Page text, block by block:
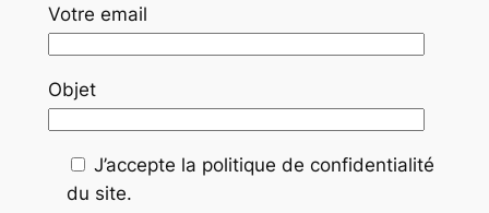
Votre email
Objet
J’accepte la politique de confidentialité
du site.